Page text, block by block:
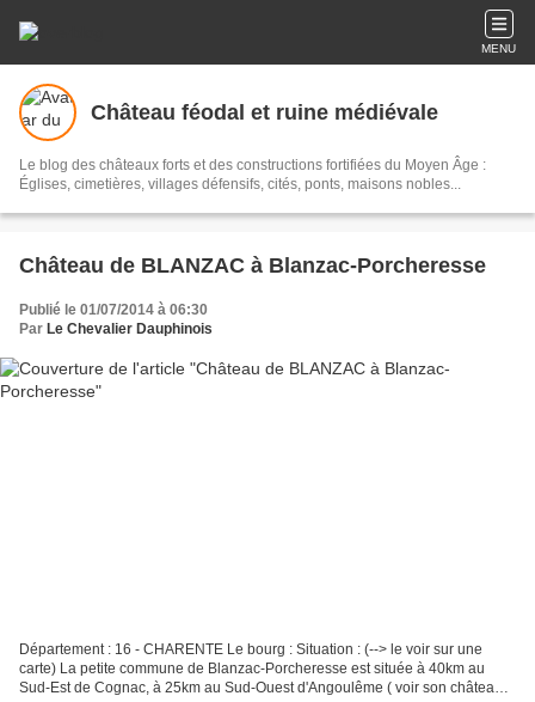
MENU
Château féodal et ruine médiévale
Le blog des châteaux forts et des constructions fortifiées du Moyen Âge :
Églises, cimetières, villages défensifs, cités, ponts, maisons nobles...
Château de BLANZAC à Blanzac-Porcheresse
Publié le 01/07/2014 à 06:30
Par Le Chevalier Dauphinois
Département : 16 - CHARENTE Le bourg : Situation : (--> le voir sur une
carte) La petite commune de Blanzac-Porcheresse est située à 40km au
Sud-Est de Cognac, à 25km au Sud-Ouest d'Angoulême ( voir son château ),